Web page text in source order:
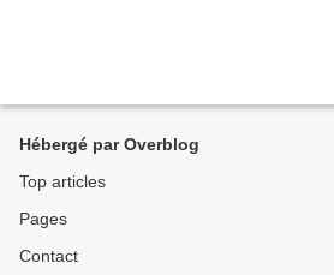
Hébergé par Overblog
Top articles
Pages
Contact